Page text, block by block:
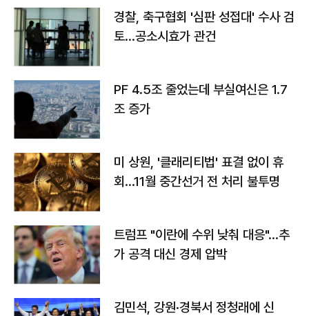
경찰, 축구협회 '심판 성접대' 수사 검
토…공소시효가 관건
PF 4.5조 줄었는데 부실여신은 1.7
조 증가
미 상원, '클래리티법' 표결 없이 휴
회…11월 중간선거 전 처리 불투명
트럼프 "이란에 수위 낮춰 대응"…추
가 공격 대신 경제 압박
김민석, 강원·경북서 정청래에 신